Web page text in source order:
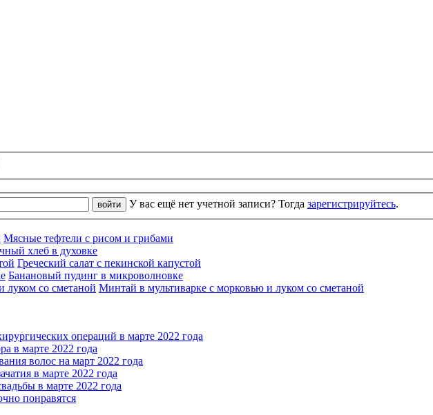
У вас ещё нет учетной записи? Тогда зарегистрируйтесь.
Мясные тефтели с рисом и грибами
хлеб в духовке
Греческий салат с пекинской капустой
Банановый пудинг в микроволновке
Минтай в мультиварке с морковью и луком со сметаной
операций в марте 2022 года
в марте 2022 года
волос на март 2022 года
в марте 2022 года
в марте 2022 года
понравятся